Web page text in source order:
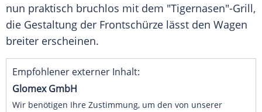
nun praktisch bruchlos mit dem "Tigernasen"-Grill,
die Gestaltung der Frontschürze lässt den Wagen
breiter erscheinen.
Empfohlener externer Inhalt:
Glomex GmbH
Wir benötigen Ihre Zustimmung, um den von unserer